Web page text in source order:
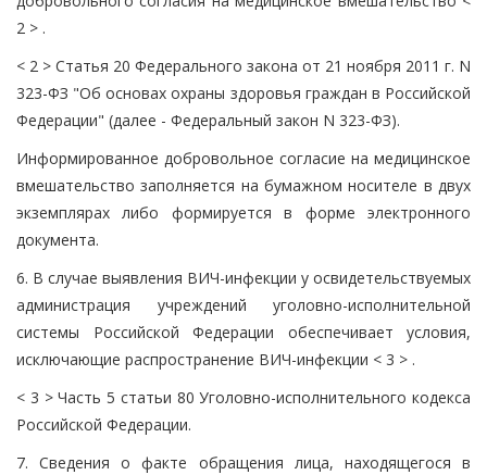
2 > .
< 2 > Статья 20 Федерального закона от 21 ноября 2011 г. N
323-ФЗ "Об основах охраны здоровья граждан в Российской
Федерации" (далее - Федеральный закон N 323-ФЗ).
Информированное добровольное согласие на медицинское
вмешательство заполняется на бумажном носителе в двух
экземплярах либо формируется в форме электронного
документа.
6. В случае выявления ВИЧ-инфекции у освидетельствуемых
администрация учреждений уголовно-исполнительной
системы Российской Федерации обеспечивает условия,
исключающие распространение ВИЧ-инфекции < 3 > .
< 3 > Часть 5 статьи 80 Уголовно-исполнительного кодекса
Российской Федерации.
7. Сведения о факте обращения лица, находящегося в